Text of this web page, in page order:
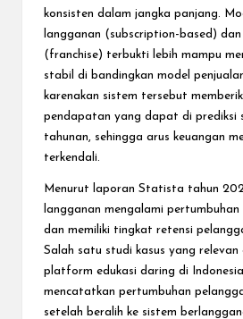
konsisten dalam jangka panjang.
langganan (subscription-based)
(franchise) terbukti lebih mampu
stabil di bandingkan model
karenakan sistem tersebut
pendapatan yang dapat di prediksi
tahunan, sehingga arus keuangan
terkendali.
Menurut laporan Statista tahun
langganan mengalami pertumbuhan
dan memiliki tingkat retensi
Salah satu studi kasus yang
platform edukasi daring di
mencatatkan pertumbuhan
setelah beralih ke sistem